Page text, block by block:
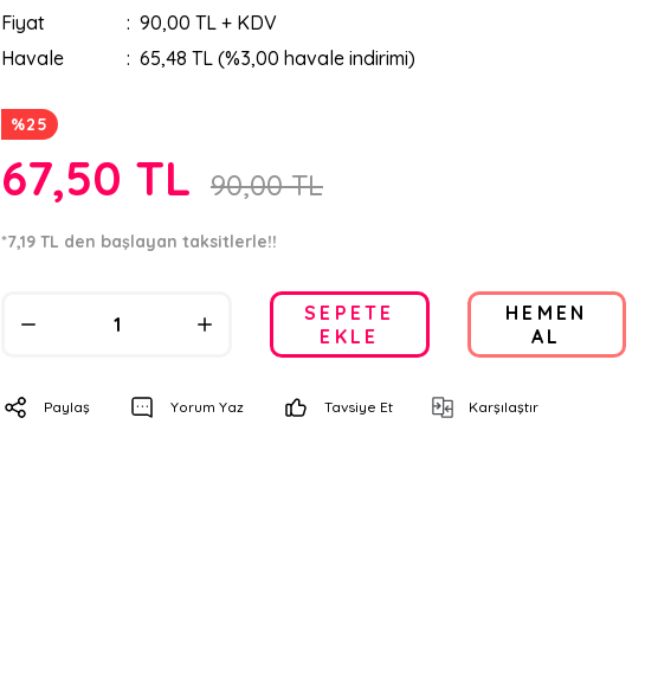
Fiyat
90,00 TL + KDV
Havale
65,48 TL (%3,00 havale indirimi)
%25
67,50 TL 90,00 TL
*7,19 TL den başlayan taksitlerle!!
SEPETE
EKLE
HEMEN
AL
Paylaş Yorum Yaz Tavsiye Et Karşılaştır